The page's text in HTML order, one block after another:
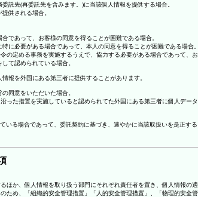
託先(再委託先を含みます。)に当該個人情報を提供する場合。
供される場合。
であって、お客様の同意を得ることが困難である場合。
に必要がある場合であって、本人の同意を得ることが困難である場合。
の定める事務を実施するうえで、協力する必要がある場合であって、
て認められている場合。
報を外国にある第三者に提供することがあります。
同意をいただいた場合。
った措置を実施していると認められてた外国にある第三者に個人データ
いる場合であって、委託契約に基づき、速やかに当該取扱いを是正
ほか、個人情報を取り扱う部門にそれぞれ責任者を置き、個人情報の適
ため、「組織的安全管理措置」「人的安全管理措置」、「物理的安全